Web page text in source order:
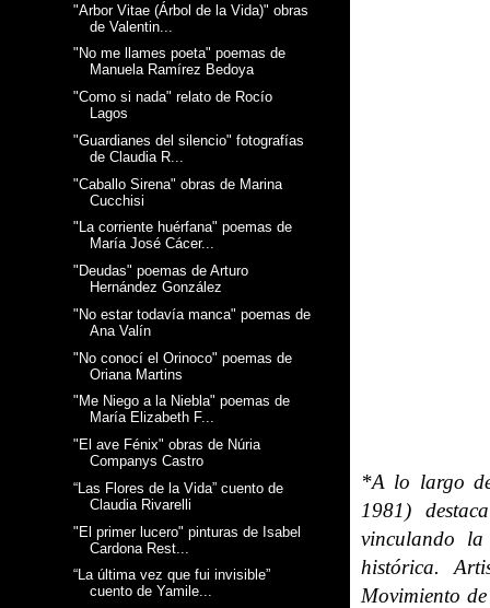
*A lo largo
1981)
vinculando
histórica.
Movimiento
"Arbor Vitae (Árbol de la Vida)" obras
de Valentin...
"No me llames poeta" poemas de
Manuela Ramírez Bedoya
"Como si nada" relato de Rocío
Lagos
"Guardianes del silencio" fotografías
de Claudia R...
"Caballo Sirena" obras de Marina
Cucchisi
"La corriente huérfana" poemas de
María José Cácer...
"Deudas" poemas de Arturo
Hernández González
"No estar todavía manca" poemas de
Ana Valín
"No conocí el Orinoco" poemas de
Oriana Martins
"Me Niego a la Niebla" poemas de
María Elizabeth F...
"El ave Fénix" obras de Núria
Companys Castro
“Las Flores de la Vida” cuento de
Claudia Rivarelli
"El primer lucero" pinturas de Isabel
Cardona Rest...
“La última vez que fui invisible”
cuento de Yamile...